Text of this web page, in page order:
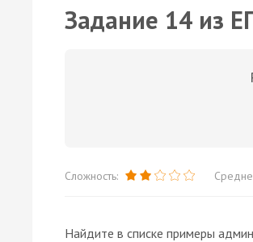
Задание 14 из
Сложность:
Найдите в списке примеры